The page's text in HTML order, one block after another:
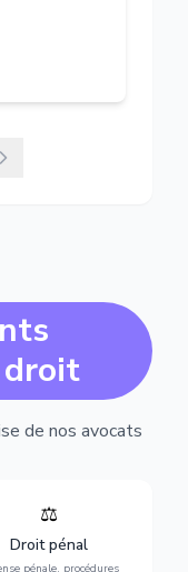
droit
de nos avocats
⚖️
Droit pénal
pénale, procédures
en matière pénale,
procès, pour
affaire correctionnelle